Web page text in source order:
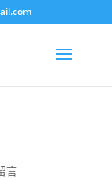
言